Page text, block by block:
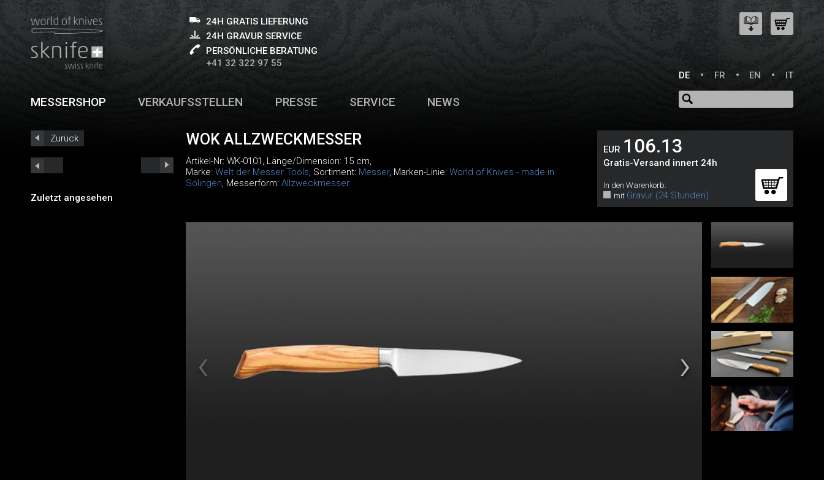
24H GRATIS LIEFERUNG
24H GRAVUR SERVICE
PERSÖNLICHE BERATUNG
+41 32 322 97 55
DE
FR EN IT
MESSERSHOP VERKAUFSSTELLEN PRESSE SERVICE NEWS
Zurück
Zuletzt angesehen
WOK ALLZWECKMESSER
Artikel-Nr: WK-0101 , Länge/Dimension: 15 cm,
Marke: Welt der Messer Tools, Sortiment: Messer, Marken-Linie: World of Knives - made in
Solingen, Messerform: Allzweckmesser
EUR 106.13
Gratis-Versand innert 24h
In den Warenkorb:
mit Gravur (24 Stunden)